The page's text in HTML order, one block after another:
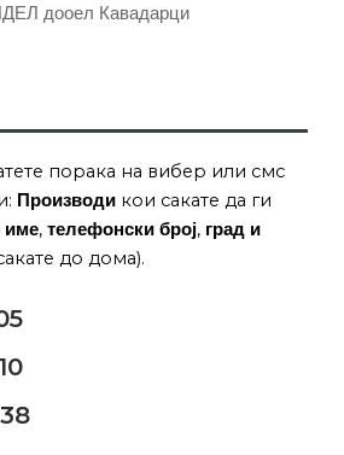
дооел Кавадарци
порака на вибер или смс
Производи кои сакате да ги
име, телефонски број, град и
до дома).